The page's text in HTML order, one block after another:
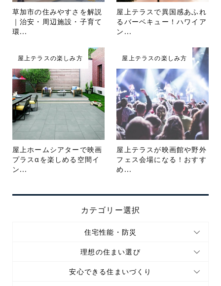
草加市の住みやすさを解説
｜治安・周辺施設・子育て
環...
屋上テラスで異国感あふれ
るバーベキュー！ハワイア
ン...
屋上テラスの楽しみ方
屋上ホームシアターで映画
プラスαを楽しめる空間イ
ン...
屋上テラスの楽しみ方
屋上テラスが映画館や野外
フェス会場になる！おすす
め...
カテゴリー選択
住宅性能・防災
理想の住まい選び
安心できる住まいづくり